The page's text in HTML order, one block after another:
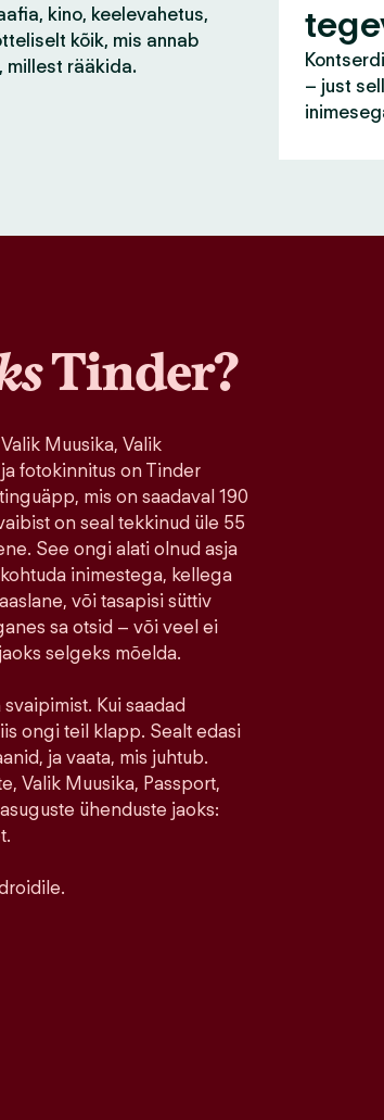
kino, keelevahetus,
kõik, mis annab
millest rääkida.
– just
Tinder?
Muusika, Valik
fotokinnitus on Tinder
mis on saadaval 190
on seal tekkinud üle 55
See ongi alati olnud asja
inimestega, kellega
või tasapisi süttiv
sa otsid – või veel ei
selgeks mõelda.
Kui saadad
ongi teil klapp. Sealt edasi
ja vaata, mis juhtub.
Valik Muusika, Passport,
ühenduste jaoks: